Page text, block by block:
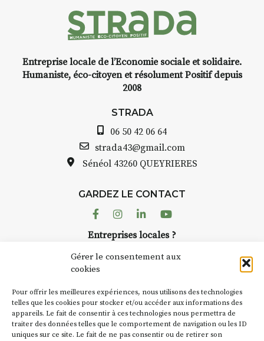
Gérer le consentement aux
cookies
Pour offrir les meilleures expériences, nous utilisons des technologies
telles que les cookies pour stocker et/ou accéder aux informations des
appareils. Le fait de consentir à ces technologies nous permettra de
traiter des données telles que le comportement de navigation ou les ID
uniques sur ce site. Le fait de ne pas consentir ou de retirer son
Entreprise locale de l’Economie sociale et solidaire.
Humaniste, éco-citoyen et résolument Positif depuis
2008
STRADA
06 50 42 06 64
strada43@gmail.com
Sénéol 43260 QUEYRIERES
GARDEZ LE CONTACT
FacebookInstagram
LinkedinYoutube
Entreprises locales ?
Suivez toute l'actu de Strada